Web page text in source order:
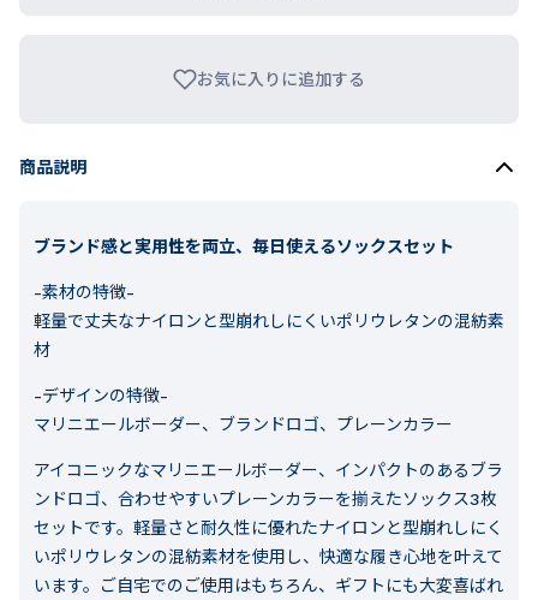
お気に入りに追加する
商品説明
ブランド感と実用性を両立、毎日使えるソックスセット
-素材の特徴-
軽量で丈夫なナイロンと型崩れしにくいポリウレタンの混紡素
材
-デザインの特徴-
マリニエールボーダー、ブランドロゴ、プレーンカラー
アイコニックなマリニエールボーダー、インパクトのあるブラ
ンドロゴ、合わせやすいプレーンカラーを揃えたソックス3枚
セットです。軽量さと耐久性に優れたナイロンと型崩れしにく
いポリウレタンの混紡素材を使用し、快適な履き心地を叶えて
います。ご自宅でのご使用はもちろん、ギフトにも大変喜ばれ